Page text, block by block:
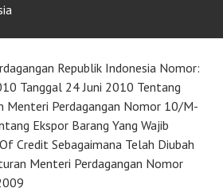
Republik Indonesia Nomor:
Tanggal 24 Juni 2010 Tentang
Menteri Perdagangan Nomor 10/M-
Ekspor Barang Yang Wajib
Credit Sebagaimana Telah Diubah
Menteri Perdagangan Nomor